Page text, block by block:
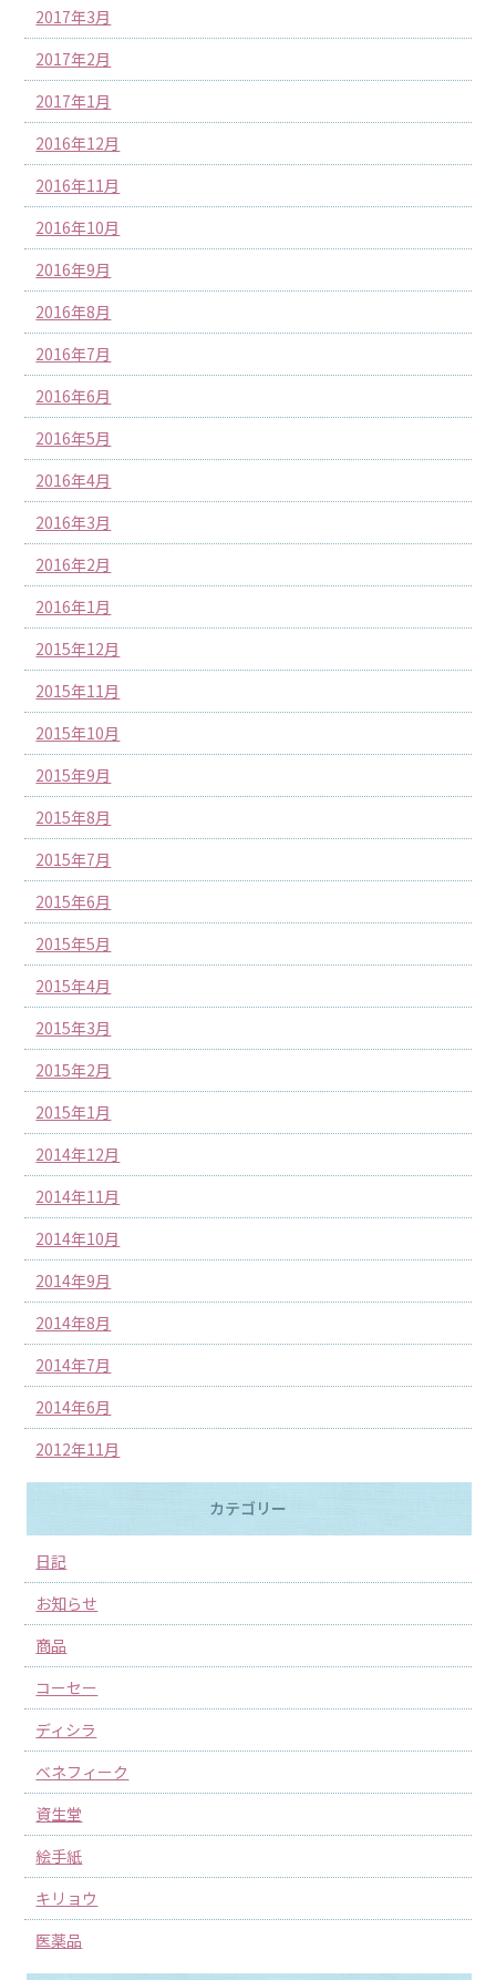
2017年3月
2017年2月
2017年1月
2016年12月
2016年11月
2016年10月
2016年9月
2016年8月
2016年7月
2016年6月
2016年5月
2016年4月
2016年3月
2016年2月
2016年1月
2015年12月
2015年11月
2015年10月
2015年9月
2015年8月
2015年7月
2015年6月
2015年5月
2015年4月
2015年3月
2015年2月
2015年1月
2014年12月
2014年11月
2014年10月
2014年9月
2014年8月
2014年7月
2014年6月
2012年11月
カテゴリー
日記
お知らせ
商品
コーセー
ディシラ
ベネフィーク
資生堂
絵手紙
キリョウ
医薬品